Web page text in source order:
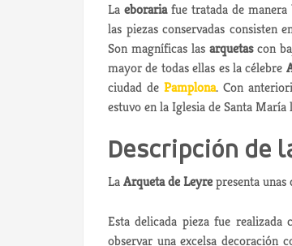
La eborariafue tratada de manera
las piezas conservadas consisten
Son magníficas las arquetascon
mayor de todas ellas es la célebre
ciudad dePamplona. Con
estuvo en la Iglesia de Santa María
Descripción de
LaArqueta de Leyrepresenta
Esta delicada pieza fue
observar una excelsa decoración